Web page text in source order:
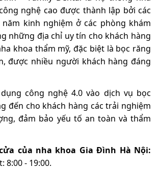
nghệ cao được thành lập bởi các
kinh nghiệm ở các phòng khám
những địa chỉ uy tín cho khách hàng
khoa thẩm mỹ, đặc biệt là bọc răng
được nhiều người khách hàng đáng
công nghệ 4.0 vào dịch vụ bọc
đến cho khách hàng các trải nghiệm
đảm bảo yếu tố an toàn và thẩm
của nha khoa Gia Đình Hà Nội:
8:00 - 19:00.